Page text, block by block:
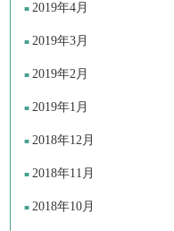
2019年4月
2019年3月
2019年2月
2019年1月
2018年12月
2018年11月
2018年10月